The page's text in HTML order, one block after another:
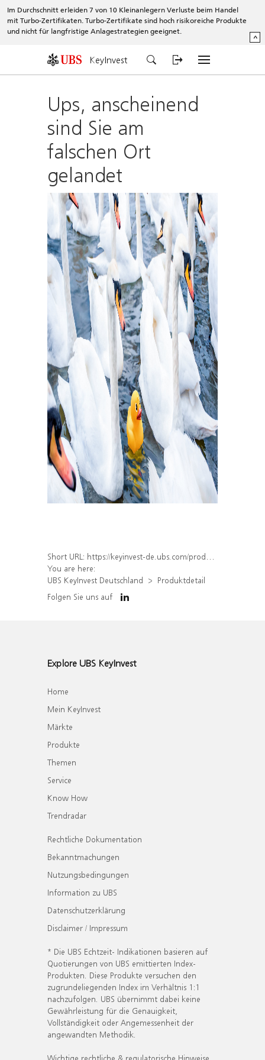
Im Durchschnitt erleiden 7 von 10 Kleinanlegern Verluste beim Handel
mit Turbo-Zertifikaten. Turbo-Zertifikate sind hoch risikoreiche Produkte
und nicht für langfristige Anlagestrategien geeignet.
^
KeyInvest
Ups, anscheinend
sind Sie am
falschen Ort
gelandet
Short URL: https://keyinvest-de.ubs.com/produkt/detail/index/isin/DE000WA6F447
You are here:
UBS KeyInvest Deutschland
Produktdetail
Folgen Sie uns auf
Explore UBS KeyInvest
Home
Mein KeyInvest
Märkte
Produkte
Themen
Service
Know How
Trendradar
Rechtliche Dokumentation
Bekanntmachungen
Nutzungsbedingungen
Information zu UBS
Datenschutzerklärung
Disclaimer / Impressum
* Die UBS Echtzeit- Indikationen basieren auf
Quotierungen von UBS emittierten Index-
Produkten. Diese Produkte versuchen den
zugrundeliegenden Index im Verhältnis 1:1
nachzufolgen. UBS übernimmt dabei keine
Gewährleistung für die Genauigkeit,
Vollständigkeit oder Angemessenheit der
angewandten Methodik.